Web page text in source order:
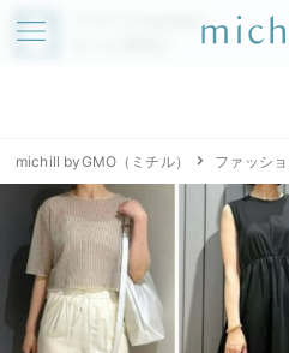
アプリでmichillが
michill byGMO（ミチル） ファッシ